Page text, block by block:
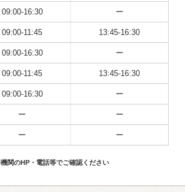
09:00-16:30 ー
09:00-11:45 13:45-16:30
09:00-16:30 ー
09:00-11:45 13:45-16:30
09:00-16:30 ー
ー ー
ー ー
関のHP・電話等でご確認ください